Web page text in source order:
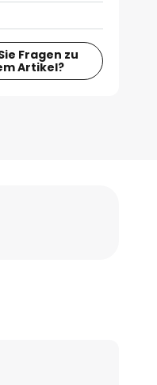
Fragen zu
Artikel?